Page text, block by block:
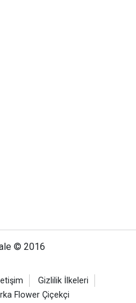
© 2016
Gizlilik İlkeleri
Flower Çiçekçi